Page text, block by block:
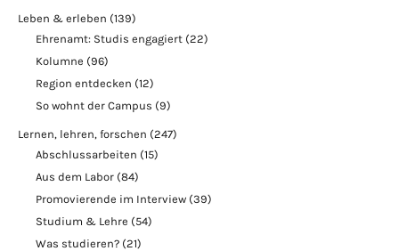
Leben & erleben (139)
Ehrenamt: Studis engagiert (22)
Kolumne (96)
Region entdecken (12)
So wohnt der Campus (9)
Lernen, lehren, forschen (247)
Abschlussarbeiten (15)
Aus dem Labor (84)
Promovierende im Interview (39)
Studium & Lehre (54)
Was studieren? (21)